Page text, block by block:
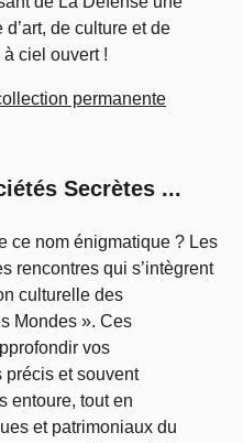
de culture et de
ciel ouvert !
permanente
Secrètes ...
ce nom énigmatique ? Les
rencontres qui s’intègrent
culturelle des
Mondes ». Ces
vos
précis et souvent
entoure, tout en
et patrimoniaux du